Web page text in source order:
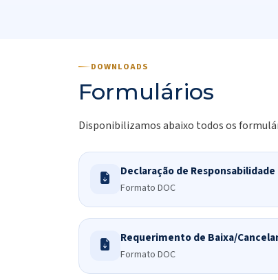
DOWNLOADS
Formulários
Disponibilizamos abaixo todos os
Declaração de
Formato DOC
Requerimento de Baixa/
Formato DOC